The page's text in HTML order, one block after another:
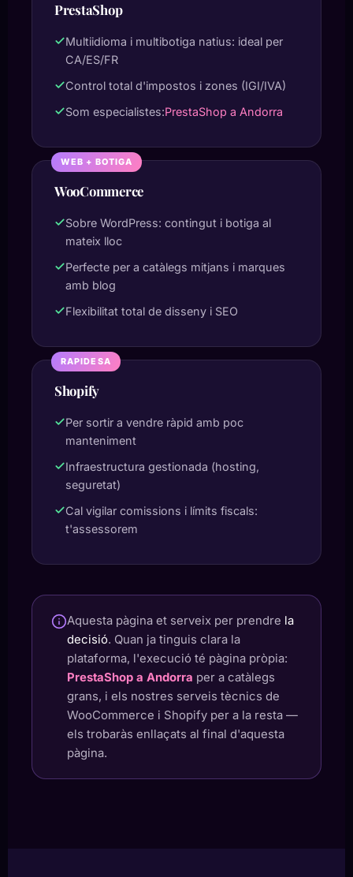
PrestaShop
Multiidioma i multibotiga natius: ideal per
CA/ES/FR
Control total d'impostos i zones (IGI/IVA)
Som especialistes:PrestaShop a Andorra
WEB + BOTIGA
WooCommerce
Sobre WordPress: contingut i botiga al
mateix lloc
Perfecte per a catàlegs mitjans i marques
amb blog
Flexibilitat total de disseny i SEO
RAPIDESA
Shopify
Per sortir a vendre ràpid amb poc
manteniment
Infraestructura gestionada (hosting,
seguretat)
Cal vigilar comissions i límits fiscals:
t'assessorem
Aquesta pàgina et serveix per prendre la
decisió. Quan ja tinguis clara la
plataforma, l'execució té pàgina pròpia:
PrestaShop a Andorra per a catàlegs
grans, i els nostres serveis tècnics de
WooCommerce i Shopify per a la resta —
els trobaràs enllaçats al final d'aquesta
pàgina.